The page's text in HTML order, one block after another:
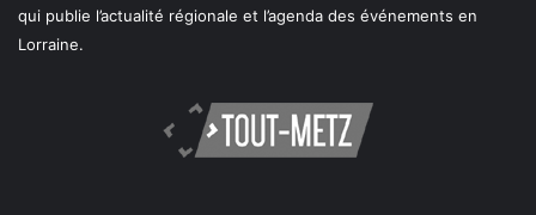
qui publie l’actualité régionale et l’agenda des événements en
Lorraine.